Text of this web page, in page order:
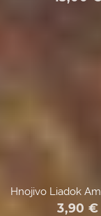
Hnojivo Liadok
3,90 €